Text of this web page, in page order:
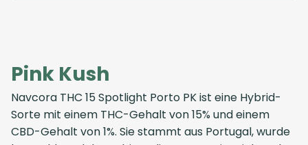
Pink Kush
Navcora THC 15 Spotlight Porto PK ist eine Hybrid-
Sorte mit einem THC-Gehalt von 15% und einem
CBD-Gehalt von 1%. Sie stammt aus Portugal, wurde